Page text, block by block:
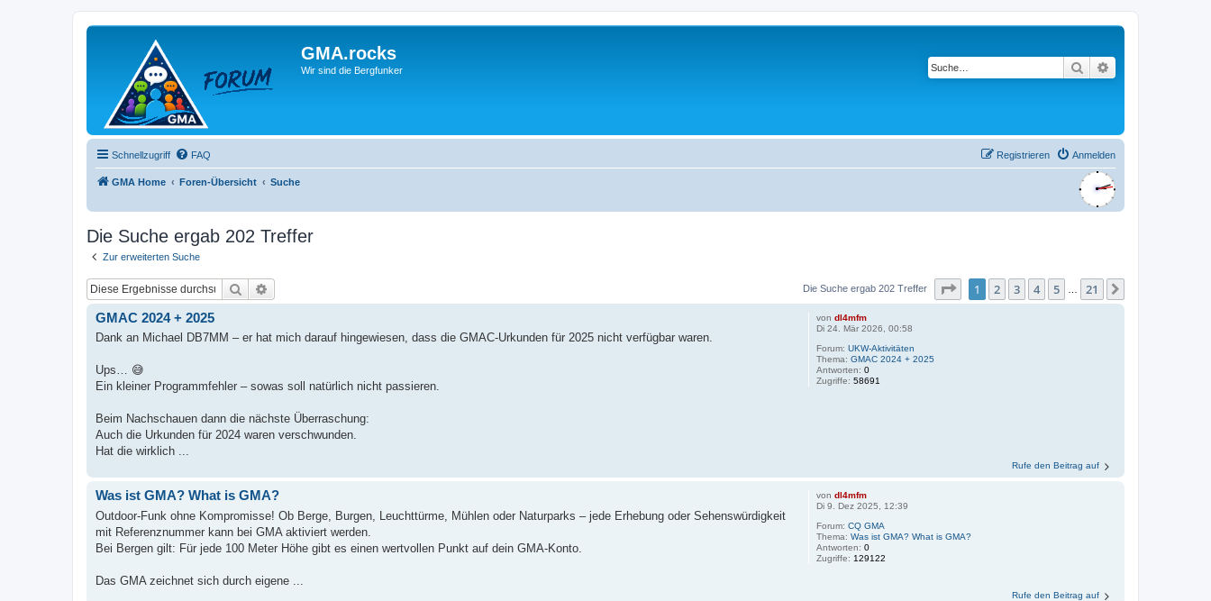
GMA.rocks
Wir sind die Bergfunker Suche
Schnellzugriff FAQ Anmelden
Registrieren
GMA Home Foren-Übersicht Suche
Die Suche ergab 202 Treffer
Zur erweiterten Suche
Suche Die Suche ergab 202 Treffer Seite von21
1 2 3 4 5 21
vondl4mfm
Di 24. Mär 2026, 00:58
Forum:UKW-Aktivitäten
Thema:GMAC 2024 + 2025
Antworten:0
Zugriffe:58691
GMAC 2024 + 2025
Dank an Michael DB7MM – er hat mich darauf hingewiesen, dass die GMAC-Urkunden für 2025 nicht verfügbar waren.
Ups… 😅
Ein kleiner Programmfehler – sowas soll natürlich nicht passieren.
Beim Nachschauen dann die nächste Überraschung:
Auch die Urkunden für 2024 waren verschwunden.
Hat die wirklich ...
Rufe den Beitrag auf
vondl4mfm
Di 9. Dez 2025, 12:39
Forum:CQ GMA
Thema:Was ist GMA? What is GMA?
Antworten:0
Zugriffe: 129122
Was ist GMA? What is GMA?
Outdoor-Funk ohne Kompromisse! Ob Berge, Burgen, Leuchttürme, Mühlen oder Naturparks – jede Erhebung oder Sehenswürdigkeit
mit Referenznummer kann bei GMA aktiviert werden.
Bei Bergen gilt: Für jede 100 Meter Höhe gibt es einen wertvollen Punkt auf dein GMA-Konto.
Das GMA zeichnet sich durch eigene ...
Rufe den Beitrag auf